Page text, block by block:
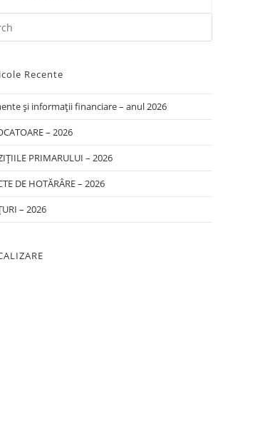
Recente
și informații financiare – anul 2026
– 2026
PRIMARULUI – 2026
DE HOTĂRÂRE – 2026
– 2026